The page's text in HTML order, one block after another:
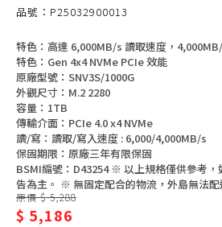
組
件/
內
接
式
硬
碟
顯示卡
外接式硬碟
SSD固態式硬碟、記憶體
硬碟用外接、轉接、抽取盒
品號：P25032900013
特色：高達 6,000MB/s 讀取速度，
特色：Gen 4x4 NVMe PCIe 效能
原廠型號：SNV3S/1000G
外觀尺寸：M.2 2280
容量：1TB
傳輸介面：PCIe 4.0 x4 NVMe
讀/寫：讀取/寫入速度 : 6,000/4,000MB/s
保固期限：原廠三年有限保固
BSMI編號：D43254 ※ 以上規格僅供參考
告為主。 ※ 無固定配合的物流，外島無法配
原價 $ 5,288
$ 5,186